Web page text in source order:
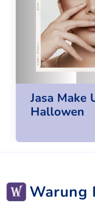
Jasa Make
Hallowen
Warung